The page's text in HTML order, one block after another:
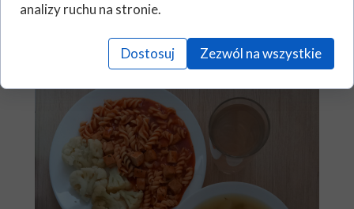
analizy ruchu na stronie.
Dostosuj Zezwól na wszystkie